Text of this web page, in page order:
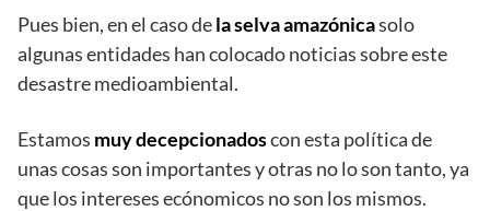
Pues bien, en el caso dela selva amazónicasolo
algunas entidades han colocado noticias sobre este
desastre medioambiental.
Estamos muy decepcionadoscon esta política de
unas cosas son importantes y otras no lo son tanto, ya
que los intereses ecónomicos no son los mismos.